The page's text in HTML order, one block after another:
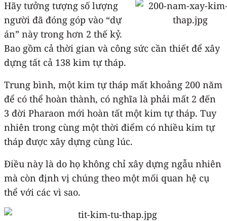
Hãy tưởng tượng số lượng
người đã đóng góp vào “dự
án” này trong hơn 2 thế kỷ.
Bao gồm cả thời gian và công sức cần thiết để xây
dựng tất cả 138 kim tự tháp.
Trung bình, một kim tự tháp mất khoảng 200 năm
để có thể hoàn thành, có nghĩa là phải mất 2 đến
3 đời Pharaon mới hoàn tất một kim tự tháp. Tuy
nhiên trong cùng một thời điểm có nhiều kim tự
tháp được xây dựng cùng lúc.
Điều này là do họ không chỉ xây dựng ngẫu nhiên
mà còn định vị chúng theo một mối quan hệ cụ
thể với các vì sao.